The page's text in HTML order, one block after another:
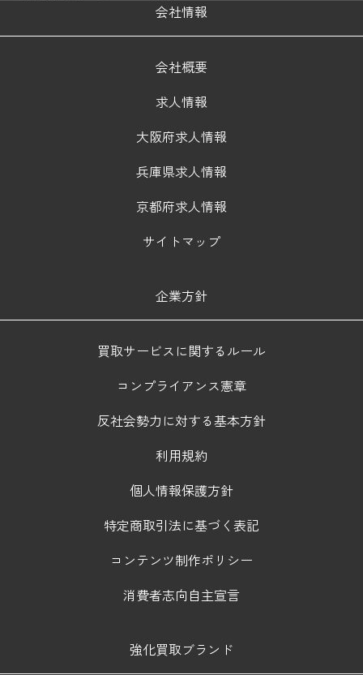
会社情報
会社概要
求人情報
大阪府求人情報
兵庫県求人情報
京都府求人情報
サイトマップ
企業方針
買取サービスに関するルール
コンプライアンス憲章
反社会勢力に対する基本方針
利用規約
個人情報保護方針
特定商取引法に基づく表記
コンテンツ制作ポリシー
消費者志向自主宣言
強化買取ブランド